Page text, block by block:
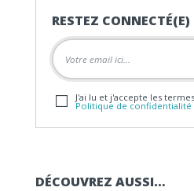
RESTEZ CONNECTÉ(E)
J'ai lu et j'accepte les
Politique de confidentialité
DÉCOUVREZ AUSSI…